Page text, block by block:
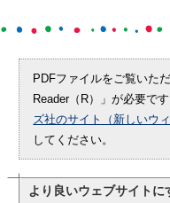
PDFファイルをご覧いた
Reader（R）」が必要で
ズ社のサイト（新しいウ
してください。
より良いウェブサイト